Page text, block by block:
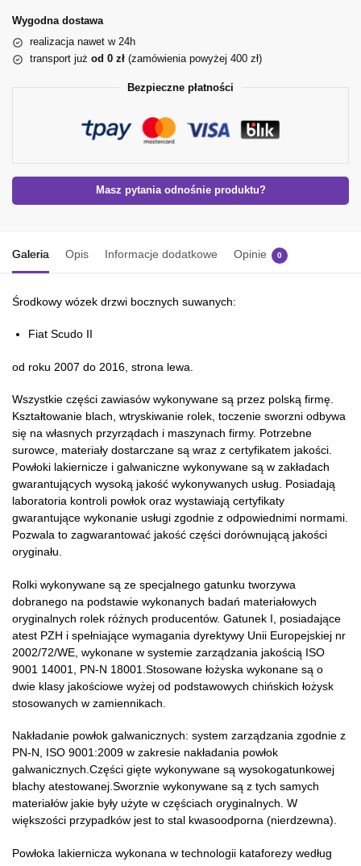
Wygodna dostawa
realizacja nawet w 24h
transport już od 0 zł (zamówienia powyżej 400 zł)
Bezpieczne płatności
Masz pytania odnośnie produktu?
Galeria Opis Informacje dodatkowe Opinie 0
Środkowy wózek drzwi bocznych suwanych:
Fiat Scudo II
od roku 2007 do 2016, strona lewa.
Wszystkie części zawiasów wykonywane są przez polską firmę.
Kształtowanie blach, wtryskiwanie rolek, toczenie sworzni odbywa
się na własnych przyrządach i maszynach firmy. Potrzebne
surowce, materiały dostarczane są wraz z certyfikatem jakości.
Powłoki lakiernicze i galwaniczne wykonywane są w zakładach
gwarantujących wysoką jakość wykonywanych usług. Posiadają
laboratoria kontroli powłok oraz wystawiają certyfikaty
gwarantujące wykonanie usługi zgodnie z odpowiednimi normami.
Pozwala to zagwarantować jakość części dorównującą jakości
oryginału.
Rolki wykonywane są ze specjalnego gatunku tworzywa
dobranego na podstawie wykonanych badań materiałowych
oryginalnych rolek różnych producentów. Gatunek I, posiadające
atest PZH i spełniające wymagania dyrektywy Unii Europejskiej nr
2002/72/WE, wykonane w systemie zarządzania jakością ISO
9001 14001, PN-N 18001.Stosowane łożyska wykonane są o
dwie klasy jakościowe wyżej od podstawowych chińskich łożysk
stosowanych w zamiennikach.
Nakładanie powłok galwanicznych: system zarządzania zgodnie z
PN-N, ISO 9001:2009 w zakresie nakładania powłok
galwanicznych.Części gięte wykonywane są wysokogatunkowej
blachy atestowanej.Sworznie wykonywane są z tych samych
materiałów jakie były użyte w częściach oryginalnych. W
większości przypadków jest to stal kwasoodporna (nierdzewna).
Powłoka lakiernicza wykonana w technologii kataforezy według